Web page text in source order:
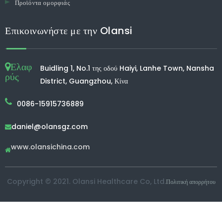
Προϊόντα ομορφιάς
Επικοινωνήστε με την Olansi
Ελαφ
ρύς
Buidling 1, No.1 της οδού Haiyi, Lanhe Town, Nansha
District, Guangzhou, Κίνα
0086-15915736889
daniel@olansgz.com
www.olansichina.com
Copyright © 2021. Olansi Healthcare Co, Ltd.Πολιτική απορρήτου